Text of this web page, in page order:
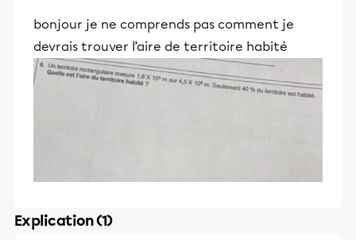
bonjour je ne comprends pas comment je
devrais trouver l’aire de territoire habité
Explication (1)